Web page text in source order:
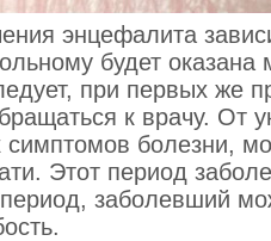
энцефалита
будет оказана
при первых же
к врачу. От
болезни,
Этот период
заболевший